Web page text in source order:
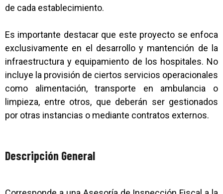
de cada establecimiento.
Es importante destacar que este proyecto se enfoca
exclusivamente en el desarrollo y mantención de la
infraestructura y equipamiento de los hospitales. No
incluye la provisión de ciertos servicios operacionales
como alimentación, transporte en ambulancia o
limpieza, entre otros, que deberán ser gestionados
por otras instancias o mediante contratos externos.
Descripción General